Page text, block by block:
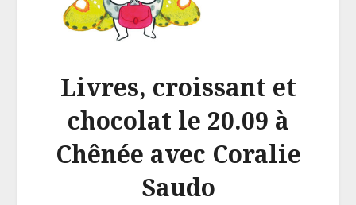
Livres, croissant et
chocolat le 20.09 à
Chênée avec Coralie
Saudo